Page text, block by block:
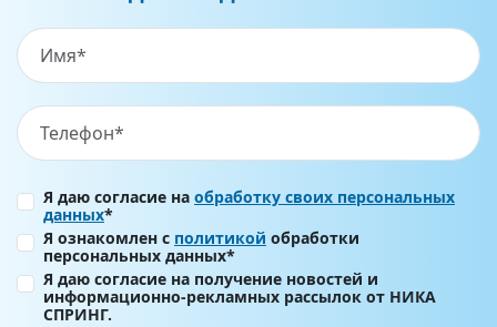
Я даю согласие на обработку своих персональных
данных*
Я ознакомлен с политикой обработки
персональных данных*
Я даю согласие на получение новостей и
информационно-рекламных рассылок от НИКА
СПРИНГ.